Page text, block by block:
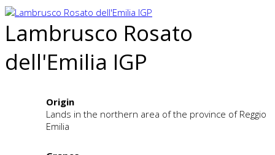
Lambrusco Rosato
dell'Emilia IGP
Origin
Lands in the northern area of the province of Reggio
Emilia